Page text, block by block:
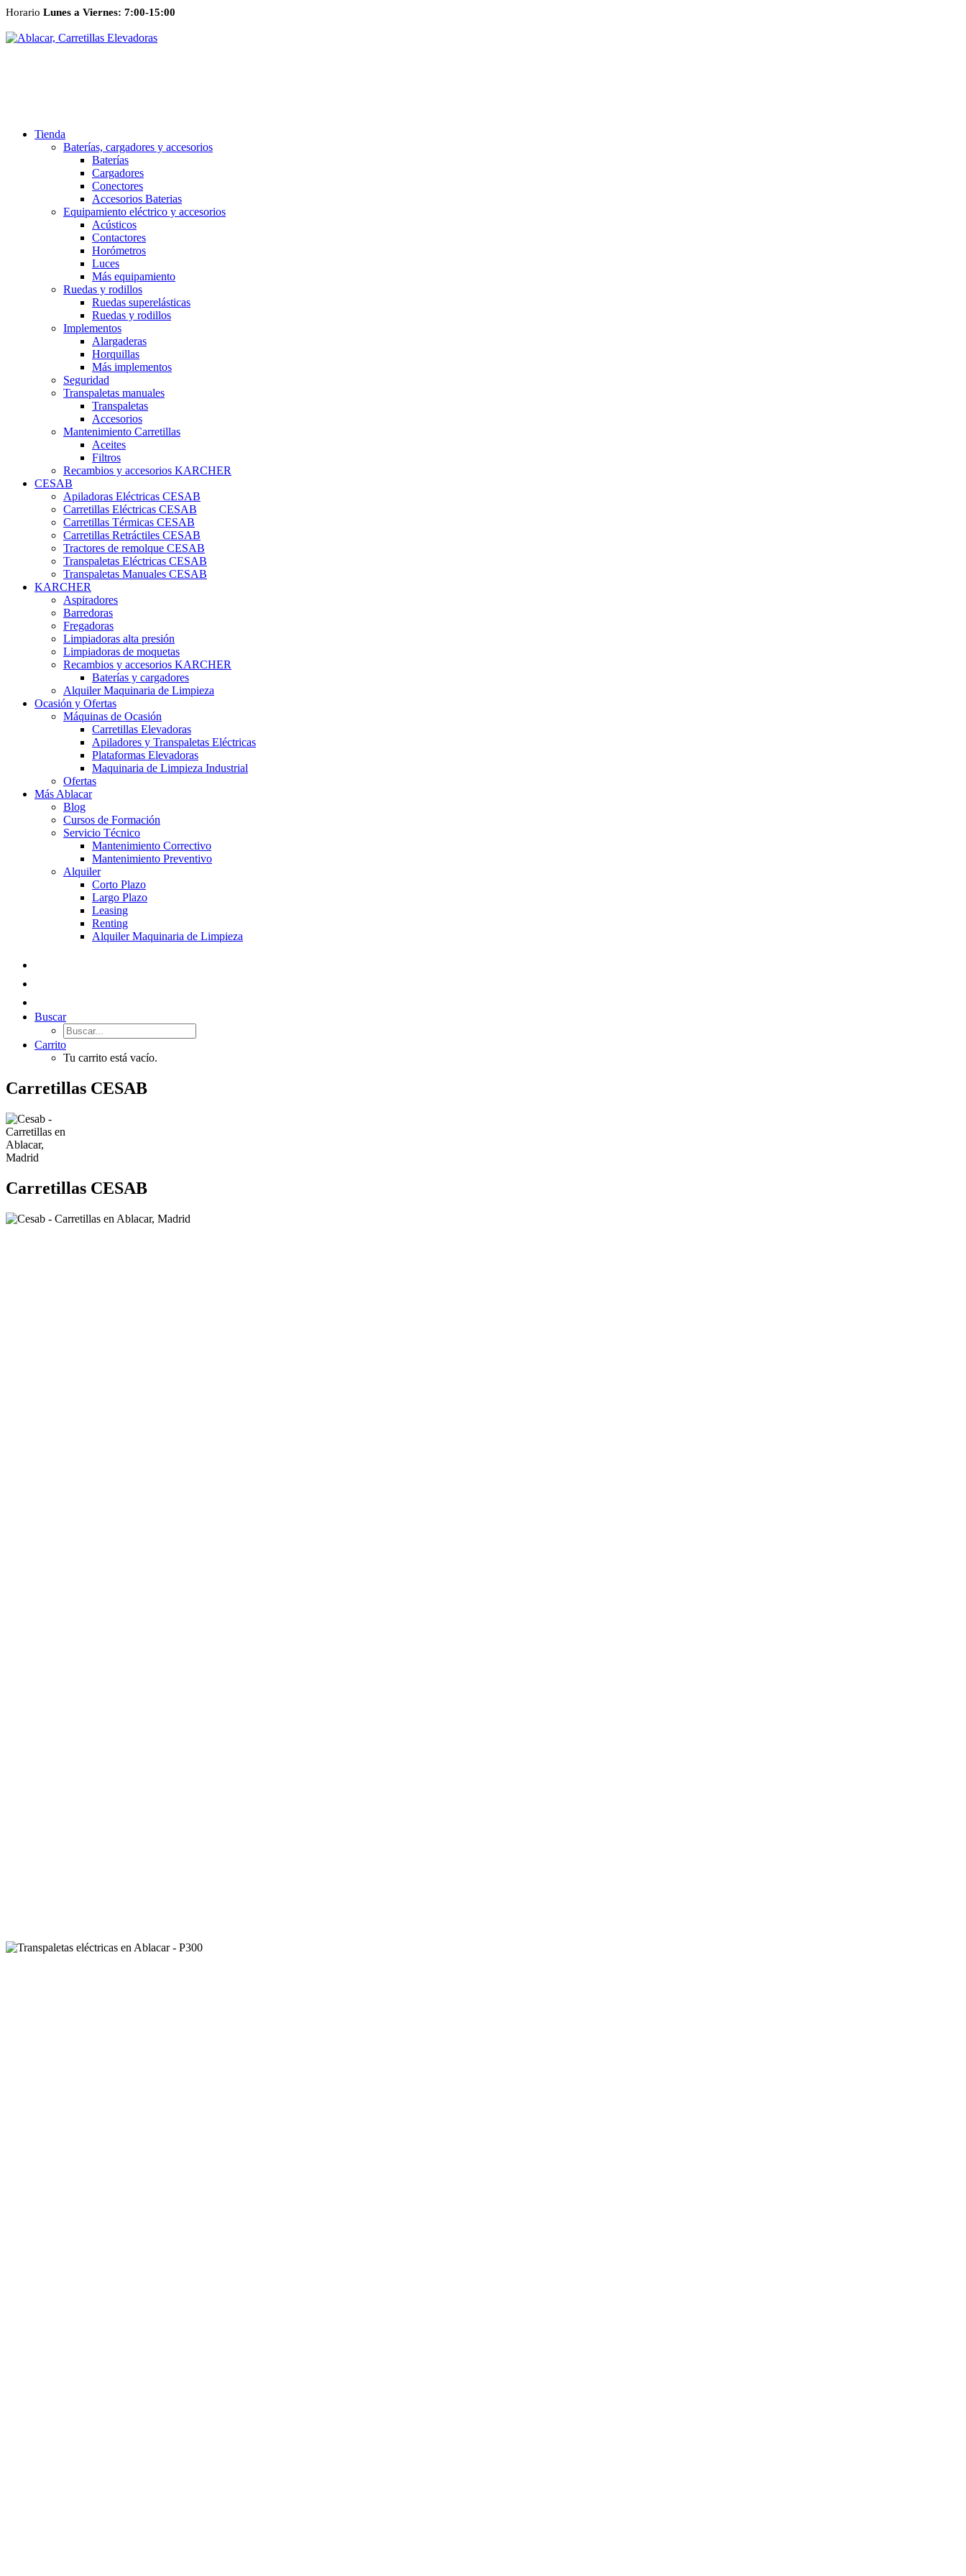
Horario Lunes a Viernes: 7:00-15:00
Tienda
Baterías, cargadores y accesorios
Baterías
Cargadores
Conectores
Accesorios Baterias
Equipamiento eléctrico y accesorios
Acústicos
Contactores
Horómetros
Luces
Más equipamiento
Ruedas y rodillos
Ruedas superelásticas
Ruedas y rodillos
Implementos
Alargaderas
Horquillas
Más implementos
Seguridad
Transpaletas manuales
Transpaletas
Accesorios
Mantenimiento Carretillas
Aceites
Filtros
Recambios y accesorios KARCHER
CESAB
Apiladoras Eléctricas CESAB
Carretillas Eléctricas CESAB
Carretillas Térmicas CESAB
Carretillas Retráctiles CESAB
Tractores de remolque CESAB
Transpaletas Eléctricas CESAB
Transpaletas Manuales CESAB
KARCHER
Aspiradores
Barredoras
Fregadoras
Limpiadoras alta presión
Limpiadoras de moquetas
Recambios y accesorios KARCHER
Baterías y cargadores
Alquiler Maquinaria de Limpieza
Ocasión y Ofertas
Máquinas de Ocasión
Carretillas Elevadoras
Apiladores y Transpaletas Eléctricas
Plataformas Elevadoras
Maquinaria de Limpieza Industrial
Ofertas
Más Ablacar
Blog
Cursos de Formación
Servicio Técnico
Mantenimiento Correctivo
Mantenimiento Preventivo
Alquiler
Corto Plazo
Largo Plazo
Leasing
Renting
Alquiler Maquinaria de Limpieza
Buscar
Carrito
Tu carrito está vacío.
Carretillas CESAB
Carretillas CESAB